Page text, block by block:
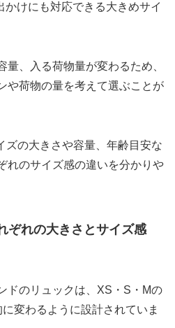
かけにも対応できる大きめサイ
、入る荷物量が変わるため、
や荷物の量を考えて選ぶことが
ズの大きさや容量、年齢目安な
れのサイズ感の違いを分かりや
ぞれの大きさとサイズ感
ドのリュックは、XS・S・Mの
変わるように設計されていま